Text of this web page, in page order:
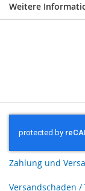
Weitere
Zahlung und
Versandschaden